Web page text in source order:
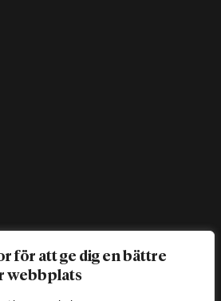
för att ge dig en bättre
webbplats